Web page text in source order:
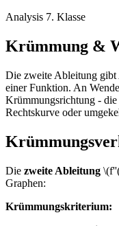
Analysis 7. Klasse
Krümmung &
Die zweite Ableitung gibt
einer Funktion. An
Krümmungsrichtung -
Rechtskurve oder
Die zweite Ableitung
Graphen:
Krümmungskriterium: